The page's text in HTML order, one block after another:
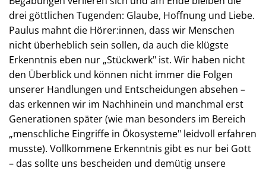
drei göttlichen Tugenden: Glaube, Hoffnung und Liebe.
Paulus mahnt die Hörer:innen, dass wir Menschen
nicht überheblich sein sollen, da auch die klügste
Erkenntnis eben nur „Stückwerk" ist. Wir haben nicht
den Überblick und können nicht immer die Folgen
unserer Handlungen und Entscheidungen absehen –
das erkennen wir im Nachhinein und manchmal erst
Generationen später (wie man besonders im Bereich
„menschliche Eingriffe in Ökosysteme" leidvoll erfahren
musste). Vollkommene Erkenntnis gibt es nur bei Gott
– das sollte uns bescheiden und demütig unsere